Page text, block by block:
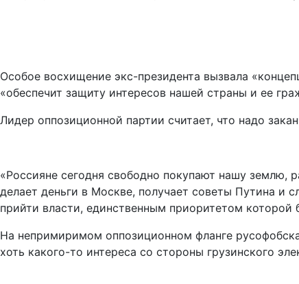
Особое восхищение экс-президента вызвала
«обеспечит защиту интересов нашей страны и ее
Лидер оппозиционной партии считает, что надо
«Россияне сегодня свободно покупают нашу землю,
делает деньги в Москве, получает советы Путина и
прийти власти, единственным приоритетом которой
На непримиримом оппозиционном фланге
хоть какого-то интереса со стороны грузинского